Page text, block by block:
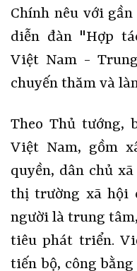
Chính nêu với
diễn đàn "Hợp
Việt Nam -
chuyến thăm và
Theo Thủ tướng,
Việt Nam, gồm
quyền, dân chủ
thị trường xã hội
người là trung
tiêu phát triển.
tiến bộ, công